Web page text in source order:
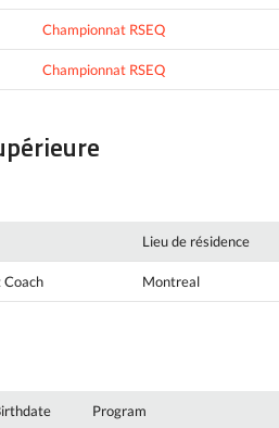
Championnat RSEQ
Championnat RSEQ
Lieu de résidence
Montreal
Program